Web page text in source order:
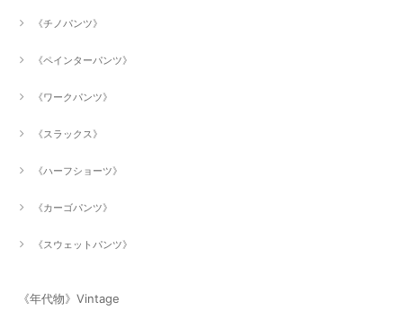
《チノパンツ》
《ペインターパンツ》
《ワークパンツ》
《スラックス》
《ハーフショーツ》
《カーゴパンツ》
《スウェットパンツ》
《年代物》Vintage